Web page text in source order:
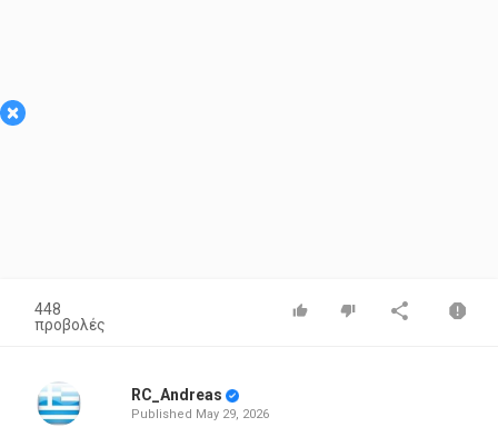
×
448
προβολές
RC_Andreas
Published May 29, 2026